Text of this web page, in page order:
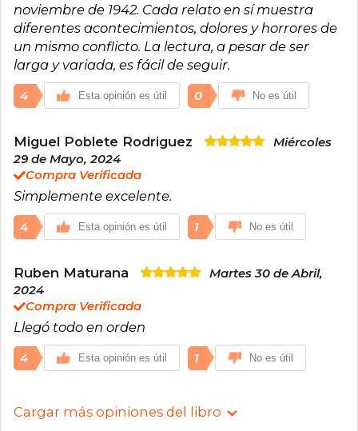
noviembre de 1942. Cada relato en sí muestra
diferentes acontecimientos, dolores y horrores de
un mismo conflicto. La lectura, a pesar de ser
larga y variada, es fácil de seguir.
4 Esta opinión es útil 0 No es útil
Miguel Poblete Rodriguez
Miércoles
29 de Mayo, 2024
Compra Verificada
Simplemente excelente.
4 Esta opinión es útil 1 No es útil
Ruben Maturana
Martes 30 de Abril,
2024
Compra Verificada
Llegó todo en orden
4 Esta opinión es útil 1 No es útil
Cargar más opiniones del libro